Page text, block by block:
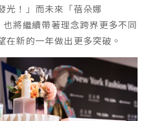
光！」而未來「蓓朵娜
也將繼續帶著理念跨界更多不同
在新的一年做出更多突破。